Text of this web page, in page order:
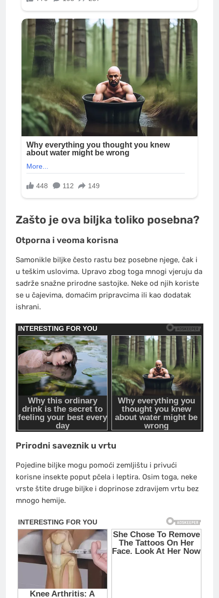
Zašto je ova biljka toliko posebna?
Otporna i veoma korisna
Samonikle biljke često rastu bez posebne njege, čak i
u teškim uslovima. Upravo zbog toga mnogi vjeruju da
sadrže snažne prirodne sastojke. Neke od njih koriste
se u čajevima, domaćim pripravcima ili kao dodatak
ishrani.
Prirodni saveznik u vrtu
Pojedine biljke mogu pomoći zemljištu i privući
korisne insekte poput pčela i leptira. Osim toga, neke
vrste štite druge biljke i doprinose zdravijem vrtu bez
mnogo hemije.